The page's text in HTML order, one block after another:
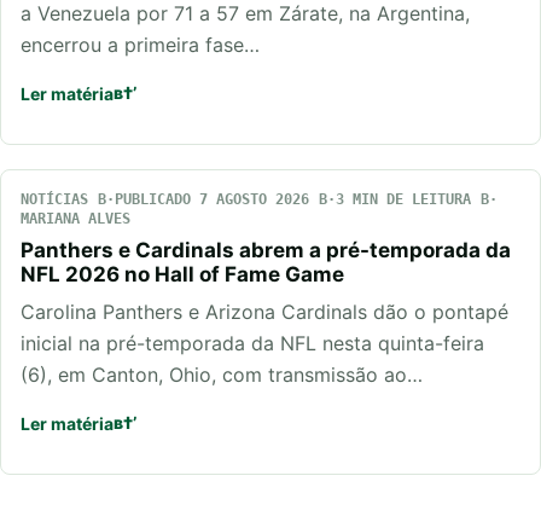
a Venezuela por 71 a 57 em Zárate, na Argentina,
encerrou a primeira fase…
Ler matéria
NOTÍCIAS PUBLICADO 7 AGOSTO 2026
3 MIN DE LEITURA
MARIANA ALVES
Panthers e Cardinals abrem a pré-temporada da
NFL 2026 no Hall of Fame Game
Carolina Panthers e Arizona Cardinals dão o pontapé
inicial na pré-temporada da NFL nesta quinta-feira
(6), em Canton, Ohio, com transmissão ao…
Ler matéria